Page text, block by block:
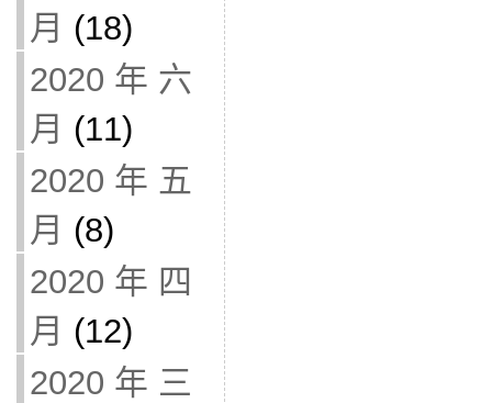
月 (18)
2020 年 六
月 (11)
2020 年 五
月 (8)
2020 年 四
月 (12)
2020 年 三